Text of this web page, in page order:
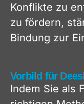
Konflikte zu
zu fördern,
Bindung zur
Vorbild für
Indem Sie als